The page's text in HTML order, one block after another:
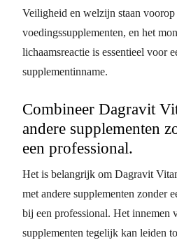
Veiligheid en welzijn staan
voedingssupplementen, en het
lichaamsreactie is essentieel voor
supplementinname.
Combineer Dagravit
andere supplementen
een professional.
Het is belangrijk om Dagravit
met andere supplementen zonder
bij een professional. Het innemen
supplementen tegelijk kan leiden